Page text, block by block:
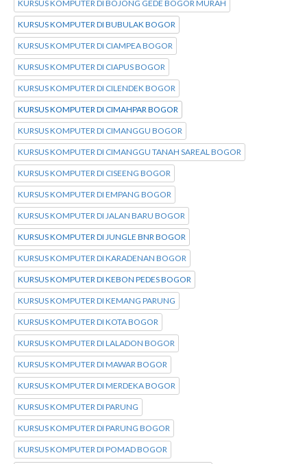
KURSUS KOMPUTER DI BOJONG GEDE BOGOR MURAH
KURSUS KOMPUTER DI BUBULAK BOGOR
KURSUS KOMPUTER DI CIAMPEA BOGOR
KURSUS KOMPUTER DI CIAPUS BOGOR
KURSUS KOMPUTER DI CILENDEK BOGOR
KURSUS KOMPUTER DI CIMAHPAR BOGOR
KURSUS KOMPUTER DI CIMANGGU BOGOR
KURSUS KOMPUTER DI CIMANGGU TANAH SAREAL BOGOR
KURSUS KOMPUTER DI CISEENG BOGOR
KURSUS KOMPUTER DI EMPANG BOGOR
KURSUS KOMPUTER DI JALAN BARU BOGOR
KURSUS KOMPUTER DI JUNGLE BNR BOGOR
KURSUS KOMPUTER DI KARADENAN BOGOR
KURSUS KOMPUTER DI KEBON PEDES BOGOR
KURSUS KOMPUTER DI KEMANG PARUNG
KURSUS KOMPUTER DI KOTA BOGOR
KURSUS KOMPUTER DI LALADON BOGOR
KURSUS KOMPUTER DI MAWAR BOGOR
KURSUS KOMPUTER DI MERDEKA BOGOR
KURSUS KOMPUTER DI PARUNG
KURSUS KOMPUTER DI PARUNG BOGOR
KURSUS KOMPUTER DI POMAD BOGOR